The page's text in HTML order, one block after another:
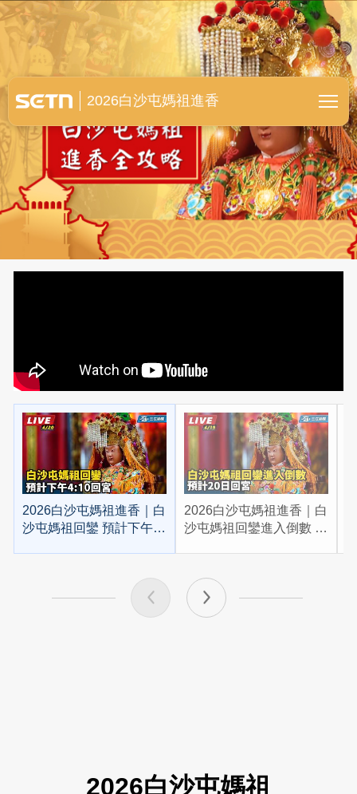
白沙屯媽祖進香全紀錄
2026白沙屯媽祖進香
2026白沙屯媽祖進香｜白
沙屯媽祖回鑾 預計下午
2026白沙屯媽祖進香｜白
沙屯媽祖回鑾進入倒數 預
2026白沙屯媽祖